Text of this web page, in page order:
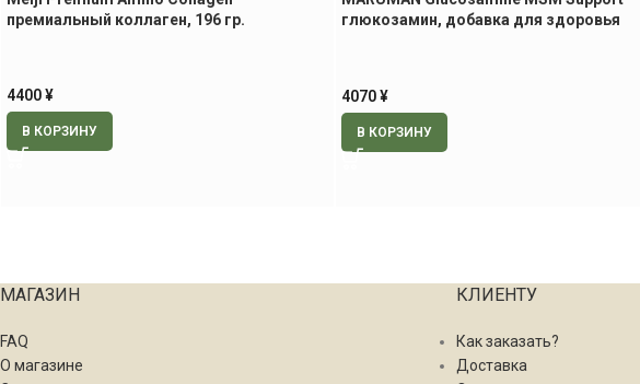
премиальный коллаген, 196 гр.
4400¥
В КОРЗИНУ
глюкозамин, добавка для здоровья
4070¥
В КОРЗИНУ
МАГАЗИН
FAQ
О магазине
КЛИЕНТУ
Как заказать?
Доставка